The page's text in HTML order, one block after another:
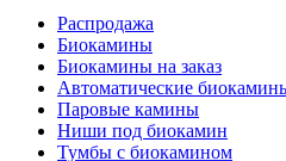
Распродажа
Биокамины
Биокамины на заказ
Автоматические
Паровые камины
Ниши под биокамин
Тумбы с биокамином